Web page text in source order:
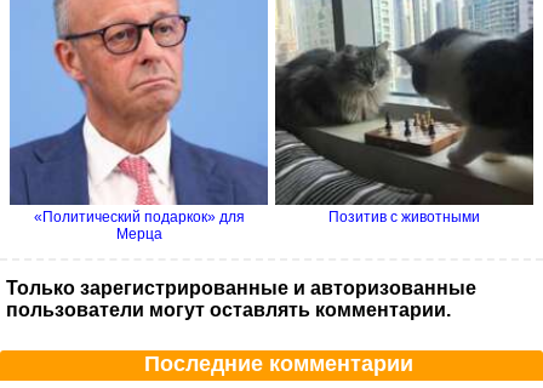
«Политический подаркок» для
Мерца
Позитив с животными
Только зарегистрированные и авторизованные
пользователи могут оставлять комментарии.
Последние комментарии